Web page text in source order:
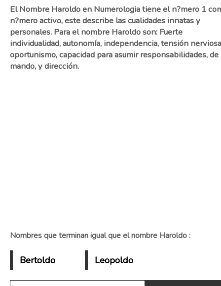
El Nombre Haroldo en Numerologia tiene el n?mero 1
n?mero activo, este describe las cualidades innatas y
personales. Para el nombre Haroldo son: Fuerte
individualidad, autonomía, independencia, tensión
oportunismo, capacidad para asumir responsabilidades, de
mando, y dirección.
Nombres que terminan igual que el nombre Haroldo :
Bertoldo Leopoldo